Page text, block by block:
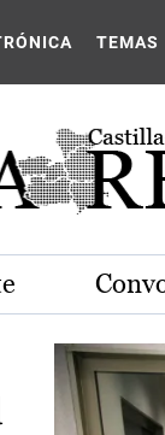
La TEMAS